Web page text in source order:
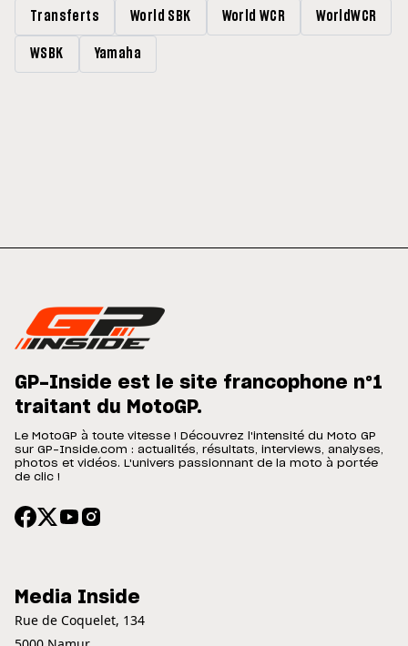
Transferts World SBK World WCR WorldWCR
WSBK Yamaha
GP-Inside est le site francophone n°1
traitant du MotoGP.
Le MotoGP à toute vitesse ! Découvrez l'intensité du Moto GP
sur GP-Inside.com : actualités, résultats, interviews, analyses,
photos et vidéos. L'univers passionnant de la moto à portée
de clic !
Media Inside
Rue de Coquelet, 134